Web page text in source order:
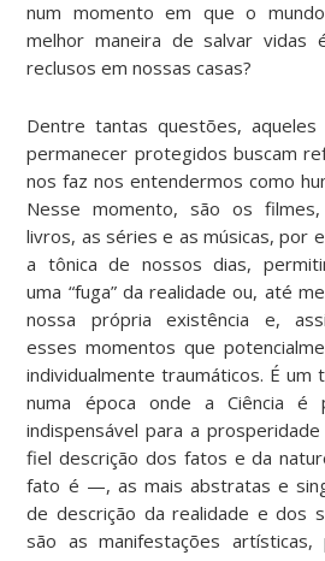
num momento em que o
melhor maneira de salvar vidas
reclusos em nossas casas?
Dentre tantas questões, aqueles
permanecer protegidos buscam
nos faz nos entendermos como
Nesse momento, são os
livros, as séries e as músicas, por
a tônica de nossos dias,
uma “fuga” da realidade ou, até
nossa própria existência e,
esses momentos que
individualmente traumáticos. É um
numa época onde a Ciência é
indispensável para a
fiel descrição dos fatos e da
fato é —, as mais abstratas e
de descrição da realidade e dos
são as manifestações artísticas,